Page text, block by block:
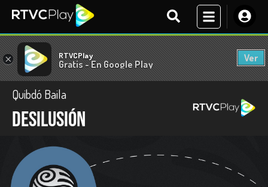
× RTVCPlay
Gratis - En Google Play
Ver
Quibdó Baila
Desilusión